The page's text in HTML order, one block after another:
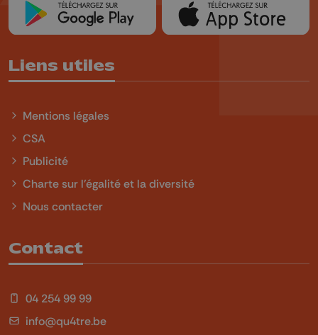
Liens utiles
Mentions légales
CSA
Publicité
Charte sur l'égalité et la diversité
Nous contacter
Contact
04 254 99 99
info@qu4tre.be